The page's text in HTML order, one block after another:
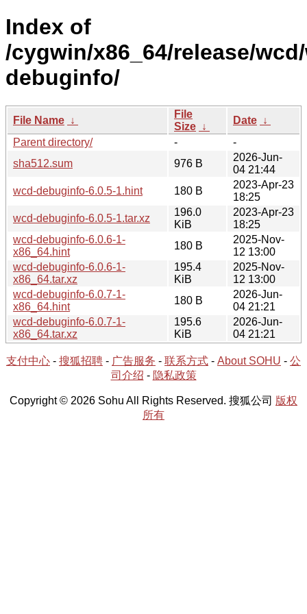
Index of
/cygwin/x86_64/release/
debuginfo/
File Name ↓
File
Size ↓
Date ↓
Parent directory/
-
-
sha512.sum
976 B
2026-Jun-
04 21:44
wcd-debuginfo-6.0.5-1.hint
180 B
2023-Apr-23
18:25
wcd-debuginfo-6.0.5-1.tar.xz
196.0
KiB
2023-Apr-23
18:25
wcd-debuginfo-6.0.6-1-
x86_64.hint
180 B
2025-Nov-
12 13:00
wcd-debuginfo-6.0.6-1-
x86_64.tar.xz
195.4
KiB
2025-Nov-
12 13:00
wcd-debuginfo-6.0.7-1-
x86_64.hint
180 B
2026-Jun-
04 21:21
wcd-debuginfo-6.0.7-1-
x86_64.tar.xz
195.6
KiB
2026-Jun-
04 21:21
支付中心 - 搜狐招聘 - 广告服务 - 联系方式 - About SOHU - 公
司介绍 - 隐私政策
Copyright © 2026 Sohu All Rights Reserved. 搜狐公司 版权
所有